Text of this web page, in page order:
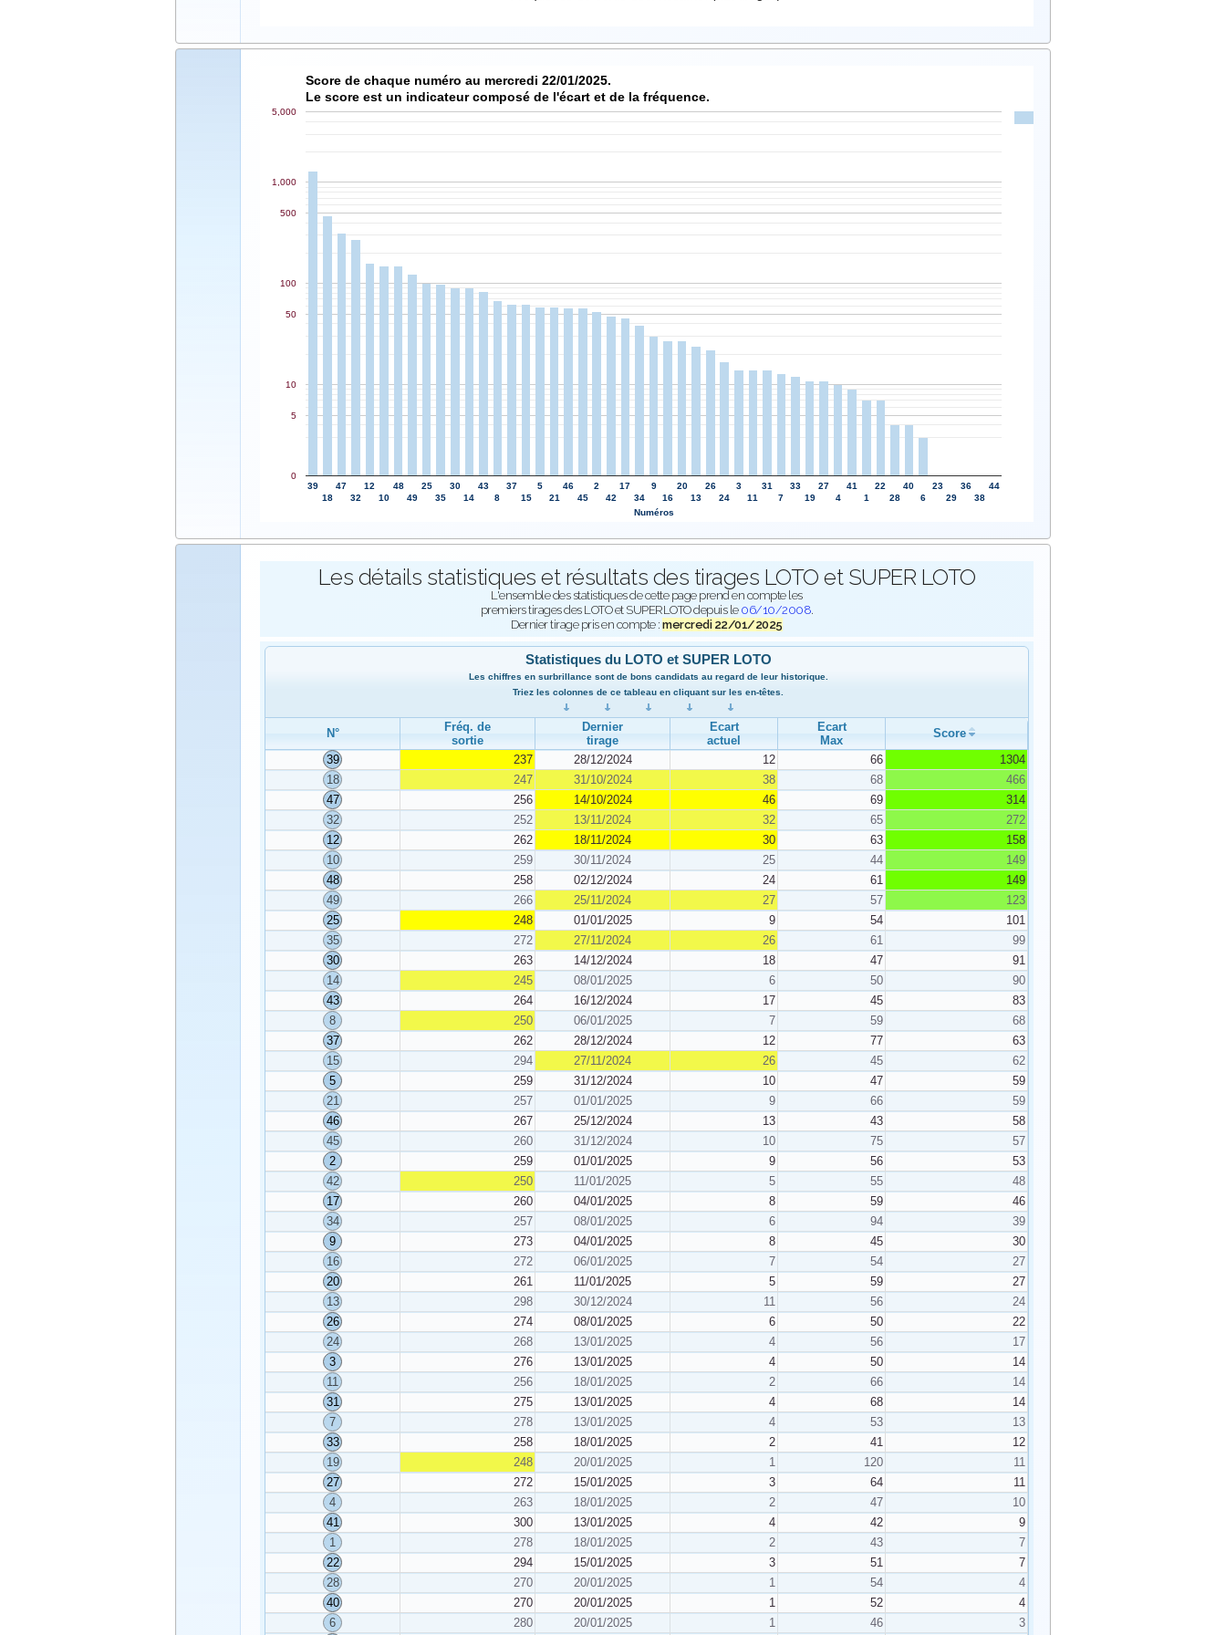
Score de chaque numéro au mercredi 22/01/2025.
Le score est un indicateur composé de l'écart et de la fréquence.
39
18
47
32
12
10
48
49
25
35
30
14
43
8
37
15
5
21
46
45
2
42
17
34
9
16
20
13
26
24
3
11
31
7
33
19
27
4
41
1
22
28
40
6
23
29
36
38
44
0
5
10
50
100
500
1,000
5,000
Numéros
Les détails statistiques et résultats des tirages LOTO et SUPER LOTO
L'ensemble des statistiques de cette page prend en compte les
premiers tirages des LOTO et SUPERLOTO depuis le 06/10/2008.
Dernier tirage pris en compte :mercredi 22/01/2025
Statistiques du LOTO et SUPER LOTO
Les chiffres en surbrillance sont de bons candidats au regard de leur historique.
Triez les colonnes de ce tableau en cliquant sur les en-têtes.
N°
Fréq. de
sortie
Dernier
tirage
Ecart
actuel
Ecart
Max
Score
39
237 28/12/2024 12 66
1304
18
247 31/10/2024 38 68
466
47
256 14/10/2024 46 69
314
32
252 13/11/2024 32 65
272
12
262 18/11/2024 30 63
158
10
259 30/11/2024 25 44
149
48
258 02/12/2024 24 61
149
49
266 25/11/2024 27 57
123
25
248 01/01/2025 9 54
101
35
272 27/11/2024 26 61
99
30
263 14/12/2024 18 47
91
14
245 08/01/2025 6 50
90
43
264 16/12/2024 17 45
83
8
250 06/01/2025 7 59
68
37
262 28/12/2024 12 77
63
15
294 27/11/2024 26 45
62
5
259 31/12/2024 10 47
59
21
257 01/01/2025 9 66
59
46
267 25/12/2024 13 43
58
45
260 31/12/2024 10 75
57
2
259 01/01/2025 9 56
53
42
250 11/01/2025 5 55
48
17
260 04/01/2025 8 59
46
34
257 08/01/2025 6 94
39
9
273 04/01/2025 8 45
30
16
272 06/01/2025 7 54
27
20
261 11/01/2025 5 59
27
13
298 30/12/2024 11 56
24
26
274 08/01/2025 6 50
22
24
268 13/01/2025 4 56
17
3
276 13/01/2025 4 50
14
11
256 18/01/2025 2 66
14
31
275 13/01/2025 4 68
14
7
278 13/01/2025 4 53
13
33
258 18/01/2025 2 41
12
19
248 20/01/2025 1 120
11
27
272 15/01/2025 3 64
11
4
263 18/01/2025 2 47
10
41
300 13/01/2025 4 42
9
1
278 18/01/2025 2 43
7
22
294 15/01/2025 3 51
7
28
270 20/01/2025 1 54
4
40
270 20/01/2025 1 52
4
6
280 20/01/2025 1 46 3